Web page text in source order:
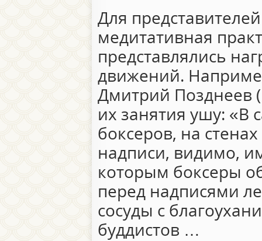
Для
медитативная
представлялись
движений.
Дмитрий Позднеев
их занятия ушу: «В
боксеров, на
надписи, видимо,
которым боксеры
перед надписями
сосуды с
буддистов …